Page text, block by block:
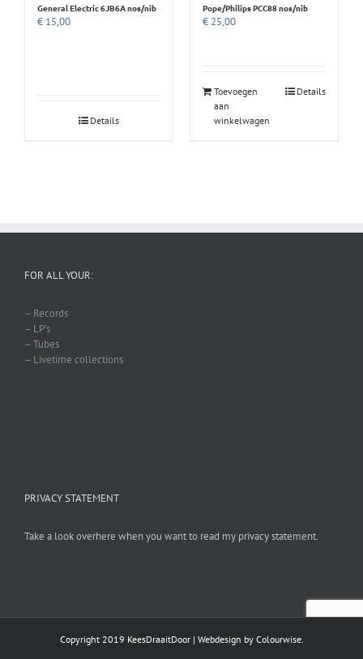
General Electric 6JB6A nos/nib
€ 15,00
Details
Pope/Philips PCC88 nos/nib
€ 25,00
Toevoegen
aan
winkelwagen
Details
FOR ALL YOUR:
– Records
– LP’s
– Tubes
– Livetime collections
PRIVACY STATEMENT
Take a look overhere when you want to read my privacy statement.
Copyright 2019 KeesDraaitDoor | Webdesign by Colourwise.